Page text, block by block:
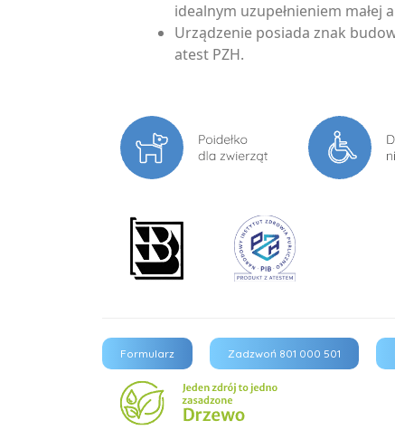
idealnym uzupełnieniem małej
Urządzenie posiada znak
atest PZH.
Formularz Zadzwoń 801 000 501